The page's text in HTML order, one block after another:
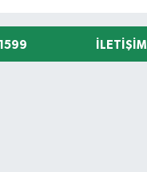
İLETIŞIM